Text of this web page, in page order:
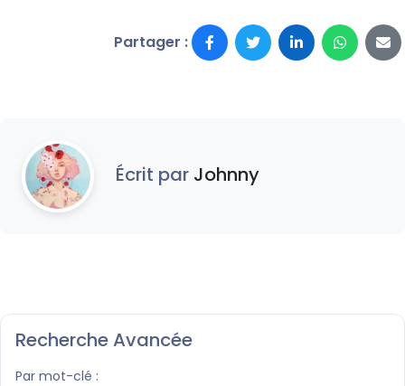
Partager :
Écrit par Johnny
Recherche Avancée
Par mot-clé :